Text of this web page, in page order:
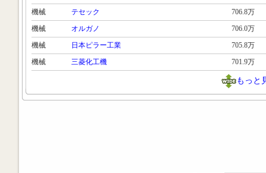
機械
テセック
706.8万
機械
オルガノ
706.0万
機械
日本ピラー工業
705.8万
機械
三菱化工機 701.9万
もっと